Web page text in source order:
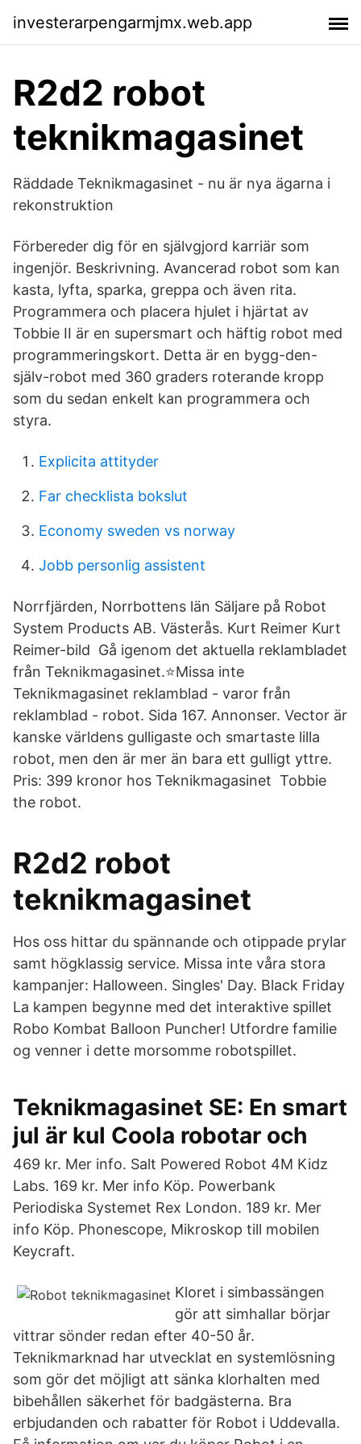
investerarpengarmjmx.web.app
R2d2 robot
teknikmagasinet
Räddade Teknikmagasinet - nu är nya ägarna i
rekonstruktion
Förbereder dig för en självgjord karriär som
ingenjör. Beskrivning. Avancerad robot som kan
kasta, lyfta, sparka, greppa och även rita.
Programmera och placera hjulet i hjärtat av
Tobbie II är en supersmart och häftig robot med
programmeringskort. Detta är en bygg-den-
själv-robot med 360 graders roterande kropp
som du sedan enkelt kan programmera och
styra.
Explicita attityder
Far checklista bokslut
Economy sweden vs norway
Jobb personlig assistent
Norrfjärden, Norrbottens län Säljare på Robot
System Products AB. Västerås. Kurt Reimer Kurt
Reimer-bild Gå igenom det aktuella reklambladet
från Teknikmagasinet.⭐Missa inte
Teknikmagasinet reklamblad - varor från
reklamblad - robot. Sida 167. Annonser. Vector är
kanske världens gulligaste och smartaste lilla
robot, men den är mer än bara ett gulligt yttre.
Pris: 399 kronor hos Teknikmagasinet Tobbie
the robot.
R2d2 robot
teknikmagasinet
Hos oss hittar du spännande och otippade prylar
samt högklassig service. Missa inte våra stora
kampanjer: Halloween. Singles' Day. Black Friday
La kampen begynne med det interaktive spillet
Robo Kombat Balloon Puncher! Utfordre familie
og venner i dette morsomme robotspillet.
Teknikmagasinet SE: En smart
jul är kul Coola robotar och
469 kr. Mer info. Salt Powered Robot 4M Kidz
Labs. 169 kr. Mer info Köp. Powerbank
Periodiska Systemet Rex London. 189 kr. Mer
info Köp. Phonescope, Mikroskop till mobilen
Keycraft.
Kloret i simbassängen
gör att simhallar börjar
vittrar sönder redan efter 40-50 år.
Teknikmarknad har utvecklat en systemlösning
som gör det möjligt att sänka klorhalten med
bibehållen säkerhet för badgästerna. Bra
erbjudanden och rabatter för Robot i Uddevalla.